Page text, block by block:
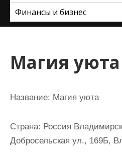
Финансы и бизнес
Магия уюта
Название: Магия уюта
Страна: Россия
Добросельская ул., 169Б,